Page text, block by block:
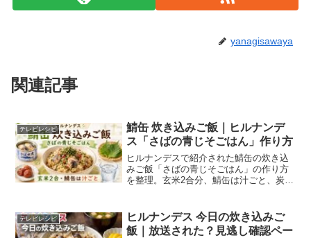
yanagisawaya
関連記事
テレビレシピ
鯖缶 炊き込みご飯｜ヒルナンデ
ス「さばの青じそごはん」作り方
ヒルナンデスで紹介された鯖缶の炊き込
みご飯「さばの青じそごはん」の作り方
を整理。玄米2合分、鯖缶は汁ごと、炭酸
ます。
テレビレシピ
ヒルナンデス 今日の炊き込みご
飯｜放送された？見逃し確認ペー